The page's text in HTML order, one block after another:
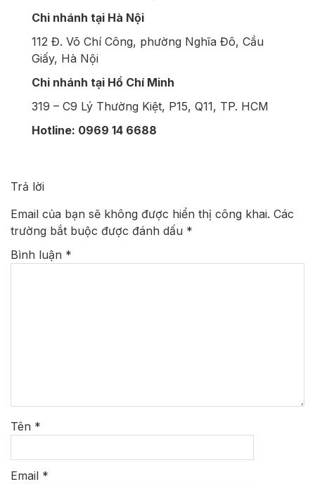
Chi nhánh tại Hà Nội
112 Đ. Võ Chí Công, phường Nghĩa Đô, Cầu
Giấy, Hà Nội
Chi nhánh tại Hồ Chí Minh
319 – C9 Lý Thường Kiệt, P15, Q11, TP. HCM
Hotline: 0969 14 6688
Trả lời
Email của bạn sẽ không được hiển thị công khai. Các
trường bắt buộc được đánh dấu *
Bình luận *
Tên *
Email *